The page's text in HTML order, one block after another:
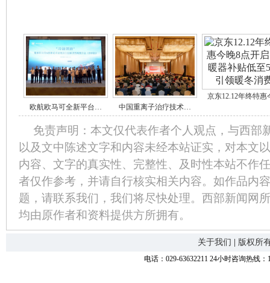
欧航欧马可全新平台… 中国重离子治疗技术…
京东12.12年终特
免责声明：本文仅代表作者个人观点，与西部
以及文中陈述文字和内容未经本站证实，对本文
内容、文字的真实性、完整性、及时性本站不作
者仅作参考，并请自行核实相关内容。如作品内
题，请联系我们，我们将尽快处理。西部新闻网
均由原作者和资料提供方所拥有。
关于我们 版权所
电话：029-63632211 24小时咨询热线